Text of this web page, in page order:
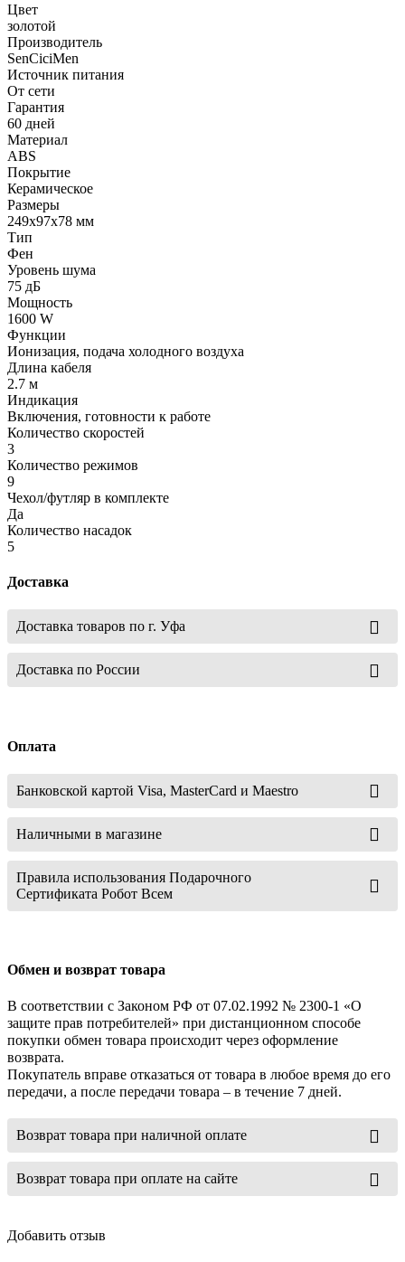
Цвет
золотой
Производитель
SenCiciMen
Источник питания
От сети
Гарантия
60 дней
Материал
ABS
Покрытие
Керамическое
Размеры
249x97x78 мм
Тип
Фен
Уровень шума
75 дБ
Мощность
1600 W
Функции
Ионизация, подача холодного воздуха
Длина кабеля
2.7 м
Индикация
Включения, готовности к работе
Количество скоростей
3
Количество режимов
9
Чехол/футляр в комплекте
Да
Количество насадок
5
Доставка
Доставка товаров по г. Уфа
Доставка по России
Оплата
Банковской картой Visa, MasterCard и Maestro
Наличными в магазине
Правила использования Подарочного
Сертификата Робот Всем
Обмен и возврат товара
В соответствии с Законом РФ от 07.02.1992 № 2300-1 «О
защите прав потребителей» при дистанционном способе
покупки обмен товара происходит через оформление
возврата.
Покупатель вправе отказаться от товара в любое время до его
передачи, а после передачи товара – в течение 7 дней.
Возврат товара при наличной оплате
Возврат товара при оплате на сайте
Добавить отзыв